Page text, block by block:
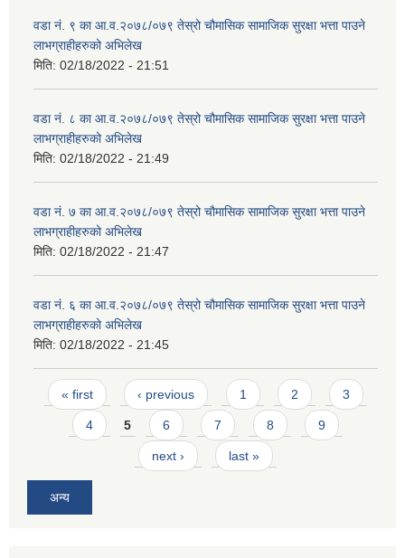
वडा नं. ९ का आ.व.२०७८/०७९ तेस्रो चौमासिक सामाजिक सुरक्षा भत्ता पाउने
लाभग्राहीहरुको अभिलेख
मिति: 02/18/2022 - 21:51
वडा नं. ८ का आ.व.२०७८/०७९ तेस्रो चौमासिक सामाजिक सुरक्षा भत्ता पाउने
लाभग्राहीहरुको अभिलेख
मिति: 02/18/2022 - 21:49
वडा नं. ७ का आ.व.२०७८/०७९ तेस्रो चौमासिक सामाजिक सुरक्षा भत्ता पाउने
लाभग्राहीहरुको अभिलेख
मिति: 02/18/2022 - 21:47
वडा नं. ६ का आ.व.२०७८/०७९ तेस्रो चौमासिक सामाजिक सुरक्षा भत्ता पाउने
लाभग्राहीहरुको अभिलेख
मिति: 02/18/2022 - 21:45
Pages
« first ‹ previous 1 2 3
4 5 6 7 8 9
next › last »
अन्य